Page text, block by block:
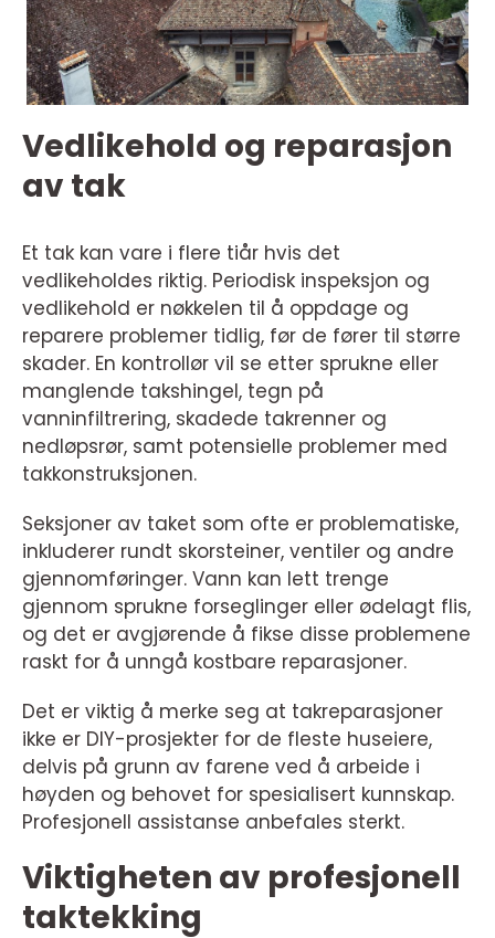
Vedlikehold og reparasjon
av tak
Et tak kan vare i flere tiår hvis det
vedlikeholdes riktig. Periodisk inspeksjon og
vedlikehold er nøkkelen til å oppdage og
reparere problemer tidlig, før de fører til større
skader. En kontrollør vil se etter sprukne eller
manglende takshingel, tegn på
vanninfiltrering, skadede takrenner og
nedløpsrør, samt potensielle problemer med
takkonstruksjonen.
Seksjoner av taket som ofte er problematiske,
inkluderer rundt skorsteiner, ventiler og andre
gjennomføringer. Vann kan lett trenge
gjennom sprukne forseglinger eller ødelagt flis,
og det er avgjørende å fikse disse problemene
raskt for å unngå kostbare reparasjoner.
Det er viktig å merke seg at takreparasjoner
ikke er DIY-prosjekter for de fleste huseiere,
delvis på grunn av farene ved å arbeide i
høyden og behovet for spesialisert kunnskap.
Profesjonell assistanse anbefales sterkt.
Viktigheten av profesjonell
taktekking